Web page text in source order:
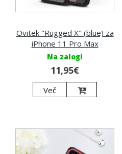
Ovitek "Rugged X" (blue) za
iPhone 11 Pro Max
Na zalogi
11,95€
Več